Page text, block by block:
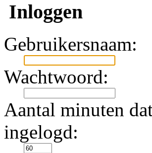
Inloggen
Gebruikersnaam:
Wachtwoord:
Aantal minuten
ingelogd: